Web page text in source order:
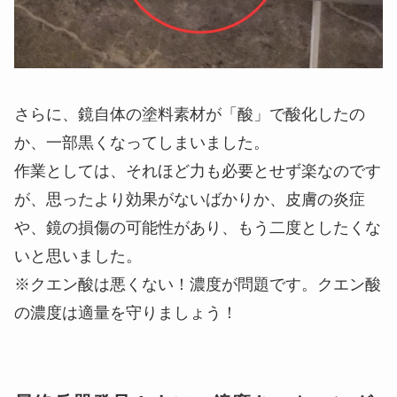
さらに、鏡自体の塗料素材が「酸」で酸化したの
か、一部黒くなってしまいました。
作業としては、それほど力も必要とせず楽なのです
が、思ったより効果がないばかりか、皮膚の炎症
や、鏡の損傷の可能性があり、もう二度としたくな
いと思いました。
※クエン酸は悪くない！濃度が問題です。クエン酸
の濃度は適量を守りましょう！